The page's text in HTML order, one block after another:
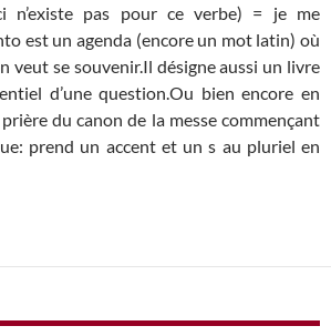
n’existe pas pour ce verbe) = je me
est un agenda (encore un mot latin) où
veut se souvenir.Il désigne aussi un livre
d’une question.Ou bien encore en
du canon de la messe commençant
prend un accent et un s au pluriel en